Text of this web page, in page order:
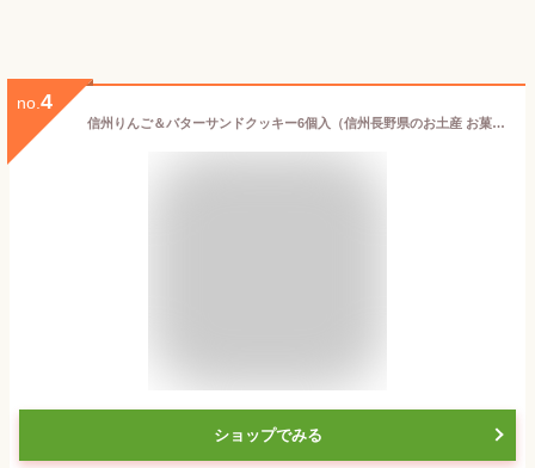
no. 4
信州りんご＆バターサンドクッキー6個入（信州長野県のお土産 お菓子 お取り寄せ ご当地 スイーツ りんごクッキー 林檎バターサンドクッキー 洋菓子 長野土産 長野お土産 通販）
ショップでみる